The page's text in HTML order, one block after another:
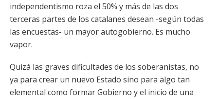
independentismo roza el 50% y más de las dos
terceras partes de los catalanes desean -según todas
las encuestas- un mayor autogobierno. Es mucho
vapor.
Quizá las graves dificultades de los soberanistas, no
ya para crear un nuevo Estado sino para algo tan
elemental como formar Gobierno y el inicio de una